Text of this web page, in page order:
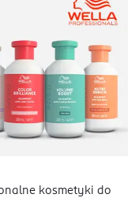
kosmetyki do